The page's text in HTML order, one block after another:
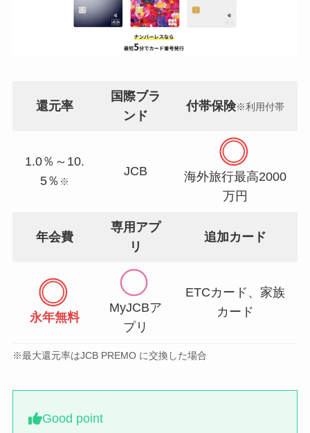
還元率
国際ブラ
ンド
付帯保険※利用付帯
1.0％～10.
5％ ※
JCB
海外旅行最高2000
万円
年会費
専用アプ
リ
追加カード
永年無料
MyJCBア
プリ
ETCカード、家族
カード
※最大還元率はJCB PREMO に交換した場合
Good point